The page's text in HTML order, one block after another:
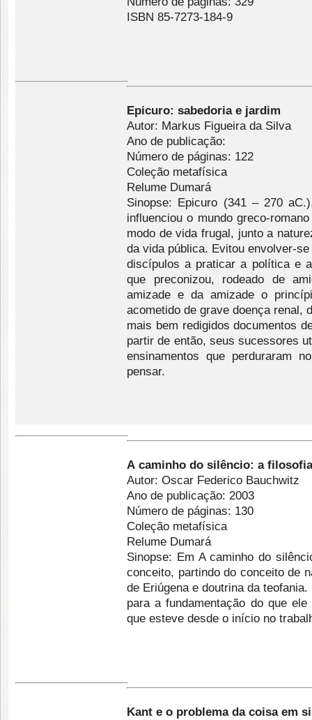
ISBN 85-7273-184-9
Epicuro: sabedoria e jardim
Autor: Markus Figueira da Silva
Ano de publicação:
Número de páginas: 122
Coleção metafísica
Relume Dumará
Sinopse: Epicuro (341 – 270
influenciou o mundo greco-
modo de vida frugal, junto a
da vida pública. Evitou envolver-
discípulos a praticar a política e
que preconizou, rodeado de
amizade e da amizade o
acometido de grave doença renal,
mais bem redigidos documentos
partir de então, seus sucessores
ensinamentos que perduraram
pensar.
A caminho do silêncio: a
Autor: Oscar Federico Bauchwitz
Ano de publicação: 2003
Número de páginas: 130
Coleção metafísica
Relume Dumará
Sinopse: Em A caminho do
conceito, partindo do conceito de
de Eriúgena e doutrina da
para a fundamentação do que
que esteve desde o início no
Kant e o problema da coisa em